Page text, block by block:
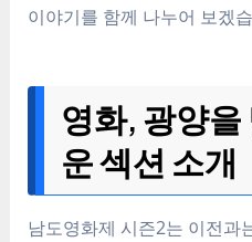
이야기를 함께 나누어 보겠
영화, 광양
운 섹션 소개
남도영화제 시즌2는 이전과